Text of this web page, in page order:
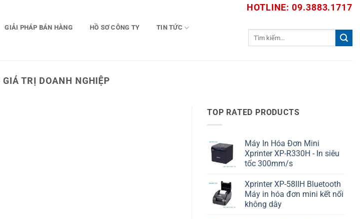
HOTLINE: 09.3883.1717
GIẢI PHÁP BÁN HÀNG HỒ SƠ CÔNG TY TIN TỨC
GIÁ TRỊ DOANH NGHIỆP
TOP RATED PRODUCTS
Máy In Hóa Đơn Mini
Xprinter XP-R330H - In siêu
tốc 300mm/s
Xprinter XP-58IIH Bluetooth
Máy in hóa đơn mini kết nối
không dây